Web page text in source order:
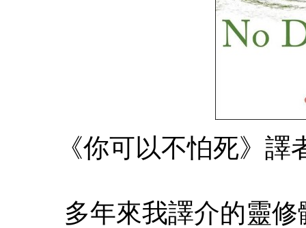
《你可以不怕死》譯
多年來我譯介的靈修